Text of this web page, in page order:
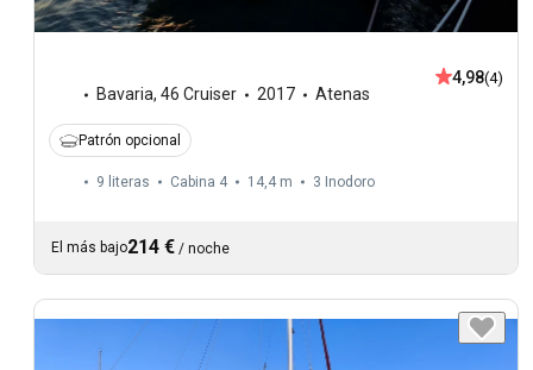
Bavaria, 46 Cruiser 2017 Atenas
4,98(4)
Patrón opcional
9 literas Cabina 4 14,4 m 3 Inodoro
El más bajo214 € / noche